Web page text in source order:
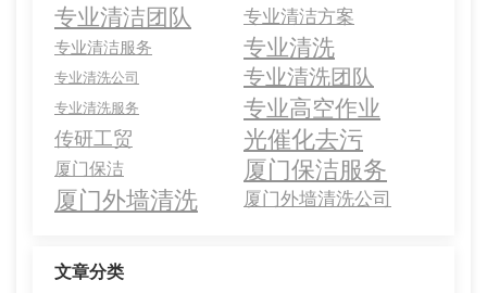
专业清洁团队 专业清洁方案
专业清洁服务 专业清洗
专业清洗公司 专业清洗团队
专业清洗服务 专业高空作业
传研工贸 光催化去污
厦门保洁
厦门保洁服务
厦门外墙清洗
厦门外墙清洗公司
文章分类